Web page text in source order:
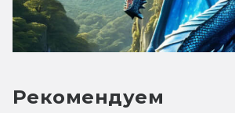
Рекомендуем